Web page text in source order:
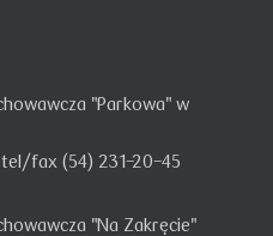
"Parkowa" w
tel/fax (54) 231-20-45
"Na Zakręcie"